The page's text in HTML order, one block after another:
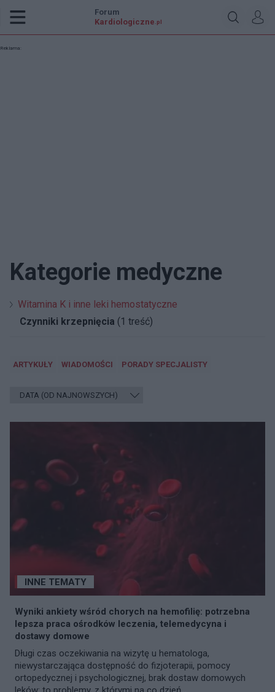
Forum
Kardiologiczne .pl
Reklama:
Kategorie medyczne
Witamina K i inne leki hemostatyczne
Czynniki krzepnięcia (1 treść)
ARTYKUŁY WIADOMOŚCI PORADY SPECJALISTY
INNE TEMATY
Wyniki ankiety wśród chorych na hemofilię: potrzebna
lepsza praca ośrodków leczenia, telemedycyna i
dostawy domowe
Długi czas oczekiwania na wizytę u hematologa,
niewystarczająca dostępność do fizjoterapii, pomocy
ortopedycznej i psychologicznej, brak dostaw domowych